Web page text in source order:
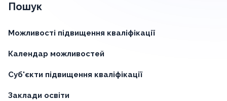
Пошук
Можливості підвищення кваліфікації
Календар можливостей
Суб'єкти підвищення кваліфікації
Заклади освіти